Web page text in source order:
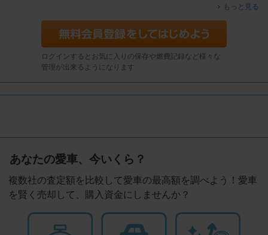
もっと見る
ログインするとお気に入りの保存や燃費記録など様々な
管理が出来るようになります
あなたの愛車、今いくら？
複数社の査定額を比較して愛車の最高額を調べよう！愛車
を賢く売却して、購入資金にしませんか？